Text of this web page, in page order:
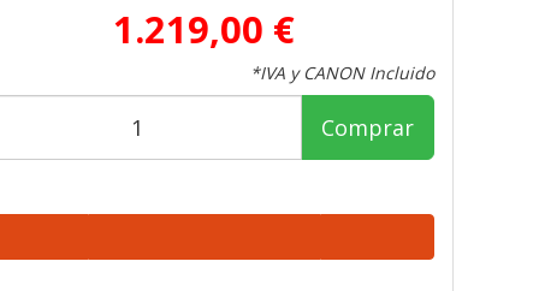
1.219,00 €
*IVA y CANON Incluido
Comprar